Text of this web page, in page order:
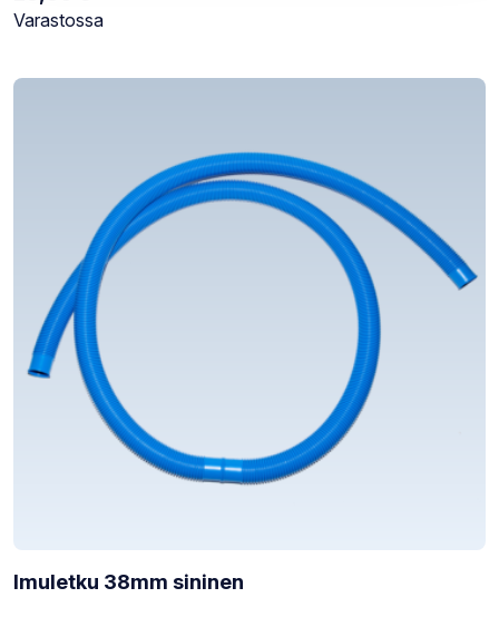
Varastotilanne:
Varastossa
Imuletku 38mm sininen